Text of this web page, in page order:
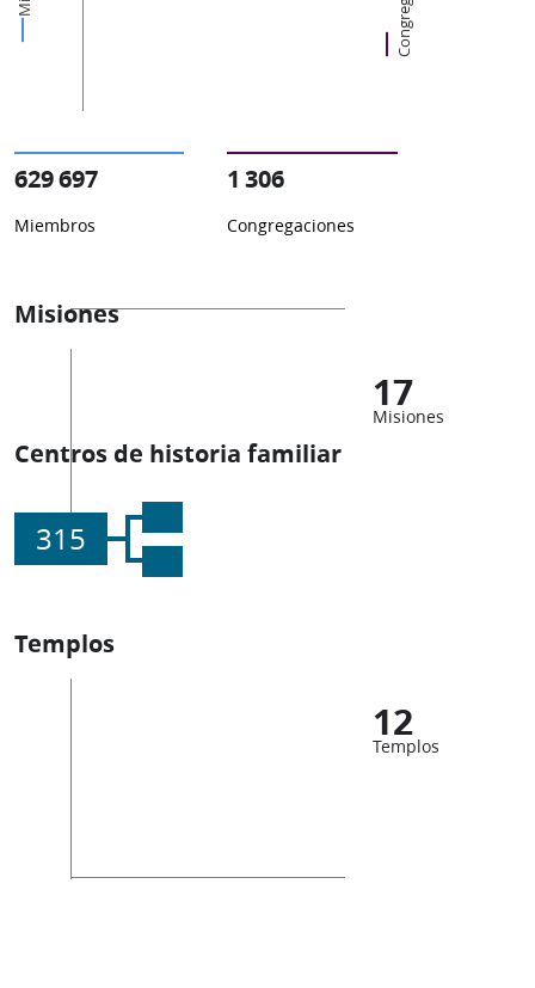
629 697
Miembros
1 306
Congregaciones
Misiones
17
Misiones
Centros de historia familiar
315
Templos
12
Templos